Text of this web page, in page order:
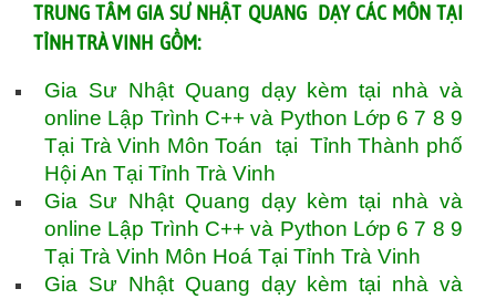
TRUNG TÂM GIA SƯ NHẬT QUANG DẠY CÁC MÔN TẠI
TỈNH TRÀ VINH GỒM:
Gia Sư Nhật Quang dạy kèm tại nhà và
online Lập Trình C++ và Python Lớp 6 7 8 9
Tại Trà Vinh Môn Toán tại Tỉnh Thành phố
Hội An Tại Tỉnh Trà Vinh
Gia Sư Nhật Quang dạy kèm tại nhà và
online Lập Trình C++ và Python Lớp 6 7 8 9
Tại Trà Vinh Môn Hoá Tại Tỉnh Trà Vinh
Gia Sư Nhật Quang dạy kèm tại nhà và